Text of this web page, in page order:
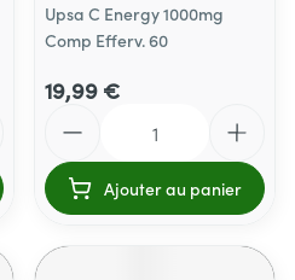
Upsa C Energy 1000mg
Comp Efferv. 60
19,99 €
Ajouter au panier